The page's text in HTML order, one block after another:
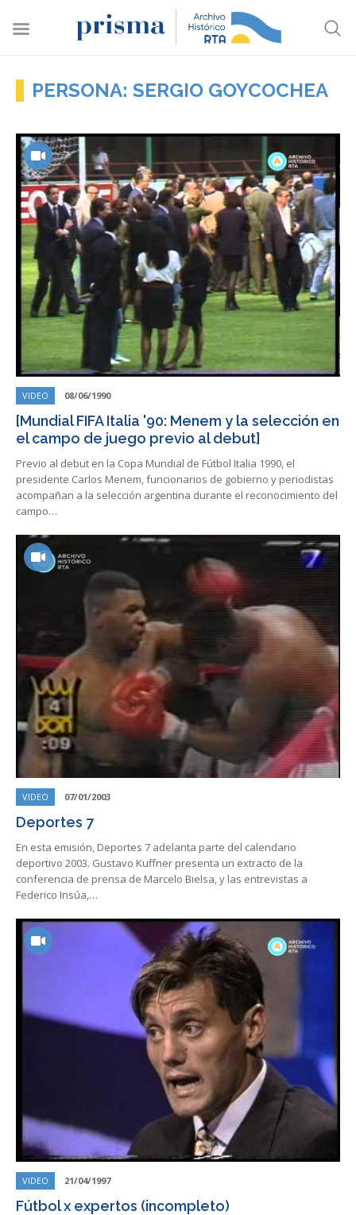
PERSONA: SERGIO GOYCOCHEA
VIDEO 08/06/1990
[Mundial FIFA Italia '90: Menem y la selección en
el campo de juego previo al debut]
Previo al debut en la Copa Mundial de Fútbol Italia 1990, el
presidente Carlos Menem, funcionarios de gobierno y periodistas
acompañan a la selección argentina durante el reconocimiento del
campo…
VIDEO 07/01/2003
Deportes 7
En esta emisión, Deportes 7 adelanta parte del calendario
deportivo 2003. Gustavo Kuffner presenta un extracto de la
conferencia de prensa de Marcelo Bielsa, y las entrevistas a
Federico Insúa,…
VIDEO 21/04/1997
Fútbol x expertos (incompleto)